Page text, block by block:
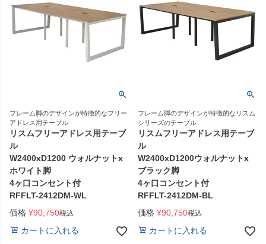
フレーム脚のデザインが特徴的なフリー
アドレス用テーブル
リスムフリーアドレス用テーブ
ル
W2400xD1200 ウォルナットx
ホワイト脚
4ヶ口コンセント付
RFFLT-2412DM-WL
価格 ¥90,750税込
カートに入れる
フレーム脚のデザインが特徴的なリスム
シリーズのテーブル
リスムフリーアドレス用テーブ
ル
W2400xD1200ウォルナットx
ブラック脚
4ヶ口コンセント付
RFFLT-2412DM-BL
価格 ¥90,750税込
カートに入れる